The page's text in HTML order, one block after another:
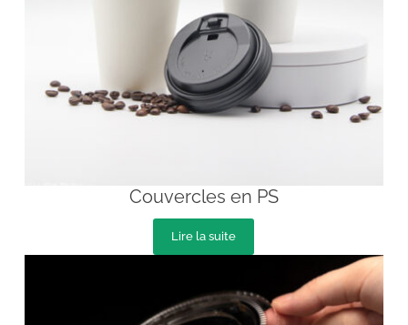
Couvercles en PS
Lire la suite